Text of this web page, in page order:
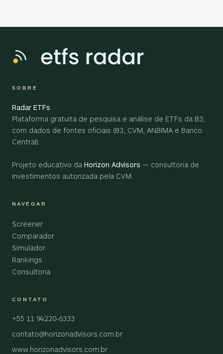
SOBRE
Radar ETFs
Plataforma gratuita de pesquisa e análise de ETFs da B3,
com dados de fontes oficiais (B3, CVM, ANBIMA e Banco
Central).
Projeto educativo da Horizon Advisors — consultoria de
investimentos autorizada pela CVM.
NAVEGAR
Screener
Comparador
Simulador
Rankings
Consultoria
CONTATO
+55 11 94220-6333
contato@horizonadvisors.com.br
www.horizonadvisors.com.br